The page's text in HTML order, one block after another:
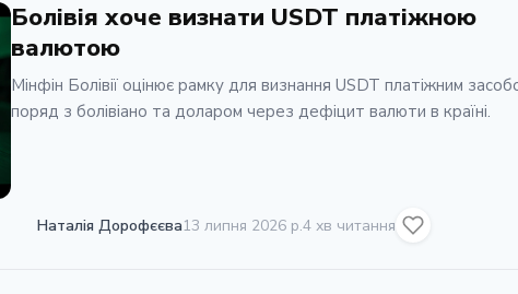
Болівія хоче визнати USDT платіжною
валютою
Мінфін Болівії оцінює рамку для визнання USDT платіжним
поряд з болівіано та доларом через дефіцит валюти в країні.
Наталія Дорофєєва13 липня 2026 р.4 хв читання